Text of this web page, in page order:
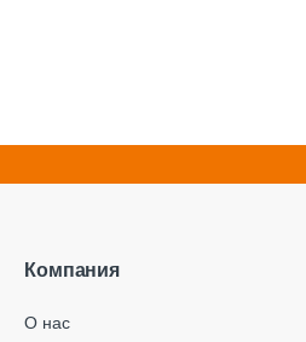
Компания
О нас